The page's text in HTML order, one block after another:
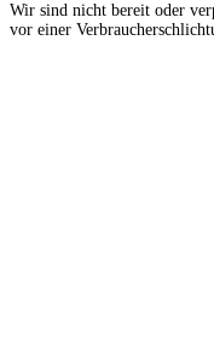
Wir sind nicht bereit oder
vor einer